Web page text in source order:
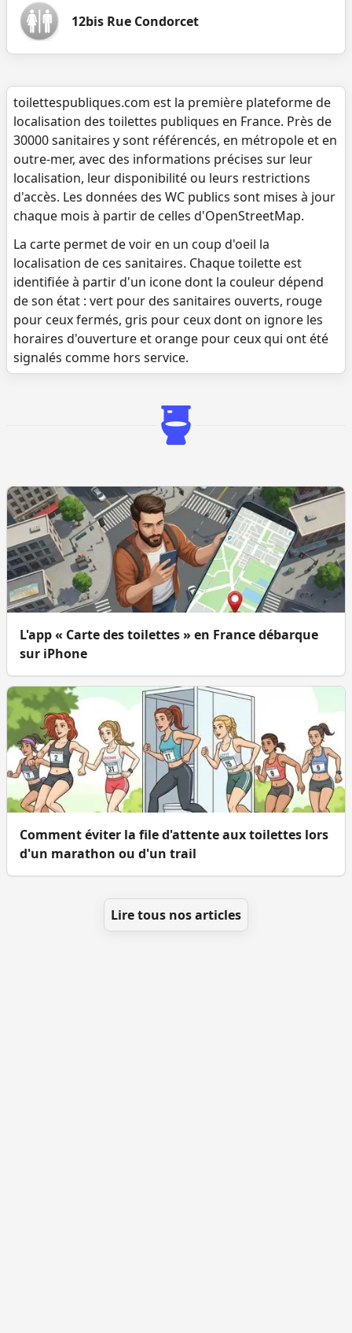
12bis Rue Condorcet
toilettespubliques.com est la première plateforme de
localisation des toilettes publiques en France. Près de
30000 sanitaires y sont référencés, en métropole et en
outre-mer, avec des informations précises sur leur
localisation, leur disponibilité ou leurs restrictions
d'accès. Les données des WC publics sont mises à jour
chaque mois à partir de celles d'OpenStreetMap.
La carte permet de voir en un coup d'oeil la
localisation de ces sanitaires. Chaque toilette est
identifiée à partir d'un icone dont la couleur dépend
de son état : vert pour des sanitaires ouverts, rouge
pour ceux fermés, gris pour ceux dont on ignore les
horaires d'ouverture et orange pour ceux qui ont été
signalés comme hors service.
L'app « Carte des toilettes » en France débarque
sur iPhone
Comment éviter la file d'attente aux toilettes lors
d'un marathon ou d'un trail
Lire tous nos articles